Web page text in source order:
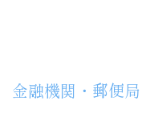
金融機関・郵便局